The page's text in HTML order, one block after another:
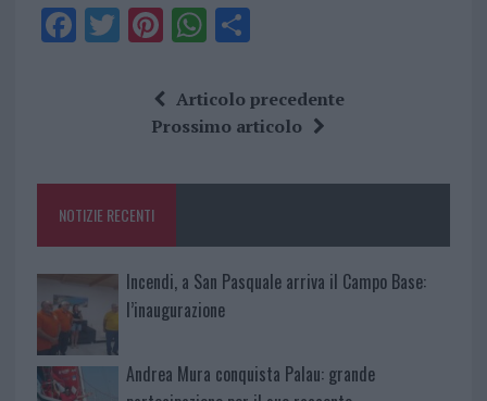
F
o
k
T Pi
te
re
W
at
s
p
S
a
re
Articolo precedente
Prossimo articolo
NOTIZIE RECENTI
Incendi, a San Pasquale arriva il Campo Base:
l’inaugurazione
Andrea Mura conquista Palau: grande